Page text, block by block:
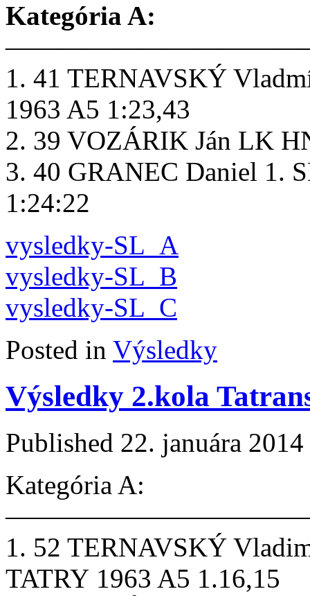
Kategória A:
1. 41 TERNAVSKÝ
1963 A5 1:23,43
2. 39 VOZÁRIK Ján LK
3. 40 GRANEC Daniel 1.
1:24:22
vysledky-SL_A
vysledky-SL_B
vysledky-SL_C
Posted in Výsledky
Výsledky 2.kola
Published 22. januára 2014
Kategória A:
1. 52 TERNAVSKÝ
TATRY 1963 A5 1.16,15